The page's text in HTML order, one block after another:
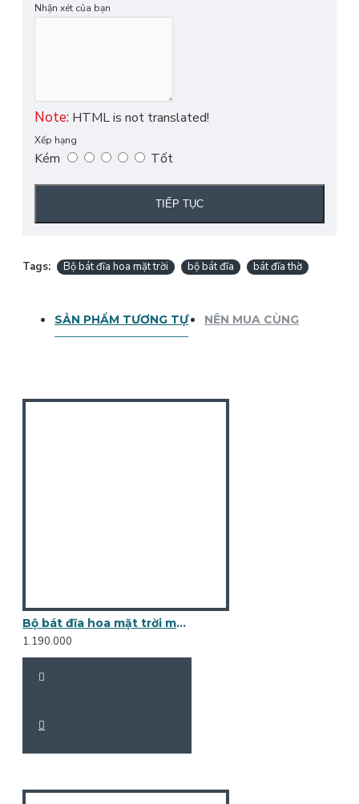
Nhận xét của bạn
Note: HTML is not translated!
Xếp hạng
Kém Tốt
TIẾP TỤC
Tags: Bộ bát đĩa hoa mặt trời bộ bát đĩa bát đĩa thờ
SẢN PHẨM TƯƠNG TỰ NÊN MUA CÙNG
Bộ bát đĩa hoa mặt trời men rạn vẽ hoa đồng tiền DA01
1.190.000